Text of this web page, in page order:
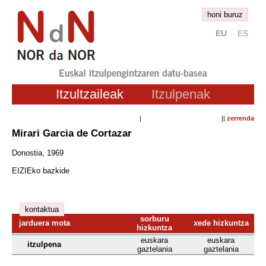
honi buruz
EU ES
Itzultzaileak Itzulpenak
| || zerrenda
Mirari Garcia de Cortazar
Donostia, 1969
EIZIEko bazkide
kontaktua
jarduera mota
sorburu
hizkuntza
xede hizkuntza
itzulpena
euskara
gaztelania
euskara
gaztelania